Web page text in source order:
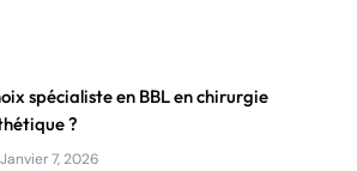
spécialiste en BBL en chirurgie
?
Janvier 7, 2026